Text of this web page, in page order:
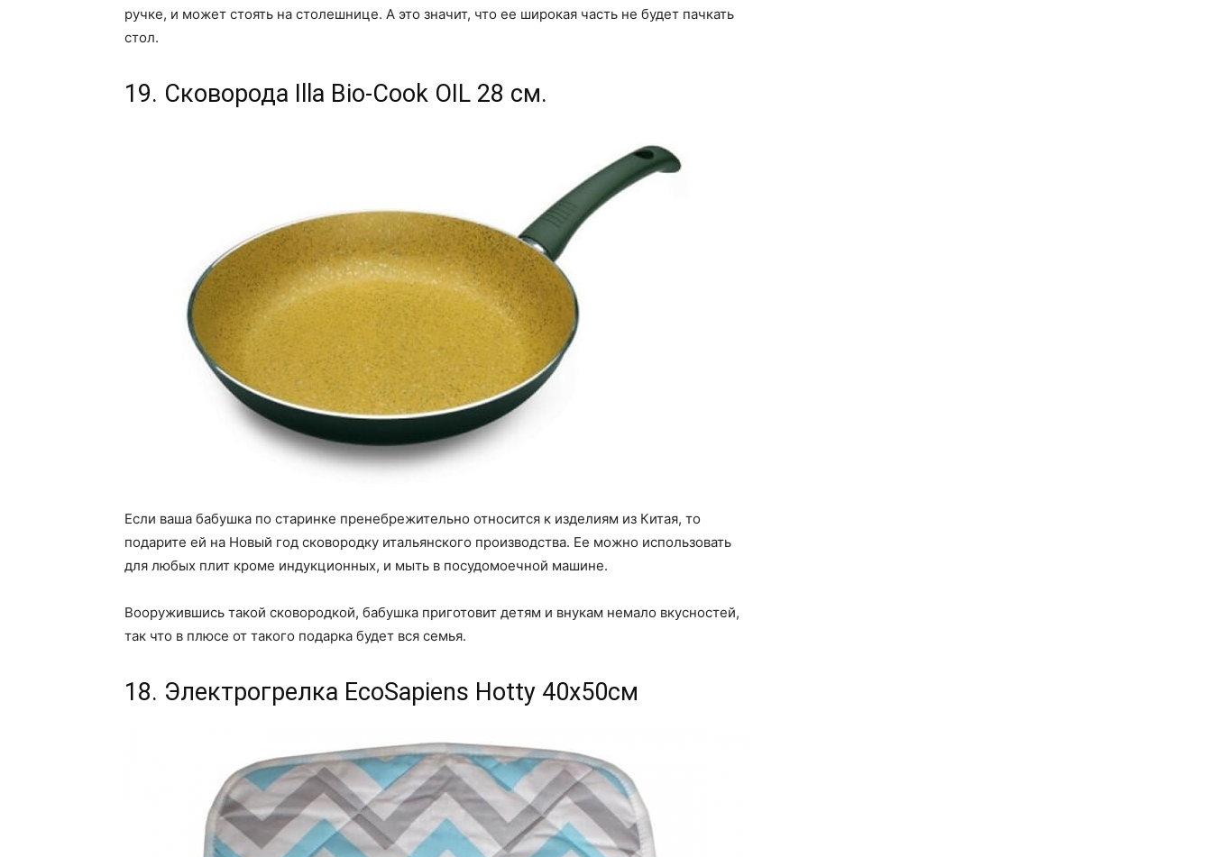
ручке, и может стоять на столешнице. А это значит, что ее широкая часть не будет пачкать
стол.
19. Сковорода Illa Bio-Cook OIL 28 см.
Если ваша бабушка по старинке пренебрежительно относится к изделиям из Китая, то
подарите ей на Новый год сковородку итальянского производства. Ее можно использовать
для любых плит кроме индукционных, и мыть в посудомоечной машине.
Вооружившись такой сковородкой, бабушка приготовит детям и внукам немало вкусностей,
так что в плюсе от такого подарка будет вся семья.
18. Электрогрелка EcoSapiens Hotty 40х50см